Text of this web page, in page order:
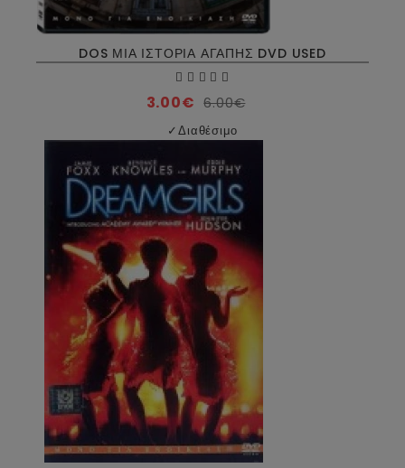
DOS ΜΙΑ ΙΣΤΟΡΙΑ ΑΓΑΠΗΣ DVD USED
3.00€ 6.00€
✓Διαθέσιμο